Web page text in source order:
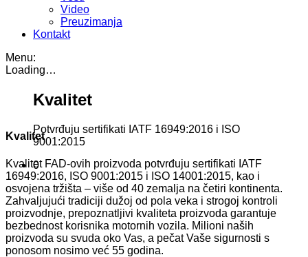
Video
Preuzimanja
Kontakt
Menu:
Loading…
Kvalitet
Potvrđuju sertifikati IATF 16949:2016 i ISO
9001:2015
0
Kvalitet
Kvalitet FAD-ovih proizvoda potvrđuju sertifikati IATF
16949:2016, ISO 9001:2015 i ISO 14001:2015, kao i
osvojena tržišta – više od 40 zemalja na četiri kontinenta.
Zahvaljujući tradiciji dužoj od pola veka i strogoj kontroli
proizvodnje, prepoznatljivi kvaliteta proizvoda garantuje
bezbednost korisnika motornih vozila. Milioni naših
proizvoda su svuda oko Vas, a pečat Vaše sigurnosti s
ponosom nosimo već 55 godina.